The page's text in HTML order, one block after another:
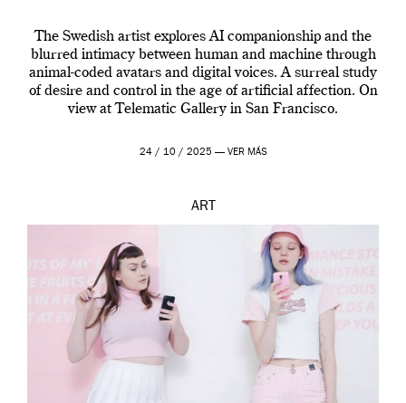
The Swedish artist explores AI companionship and the
blurred intimacy between human and machine through
animal-coded avatars and digital voices. A surreal study
of desire and control in the age of artificial affection. On
view at Telematic Gallery in San Francisco.
24 / 10 / 2025 — VER MÁS
ART